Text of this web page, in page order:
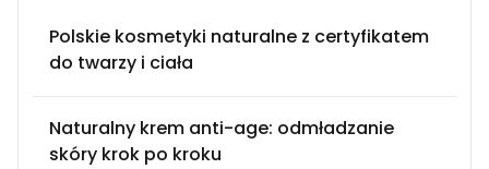
Polskie kosmetyki naturalne z certyfikatem
do twarzy i ciała
Naturalny krem anti-age: odmładzanie
skóry krok po kroku